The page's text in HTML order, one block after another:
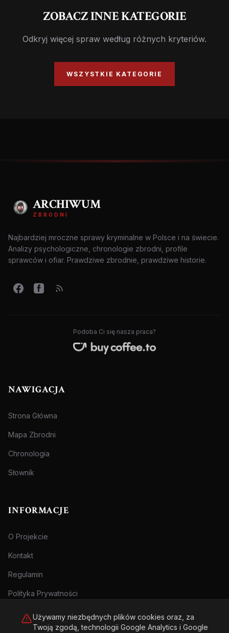
ZOBACZ INNE KATEGORIE
Odkryj więcej spraw według różnych kryteriów.
WSZYSTKIE KATEGORIE
ARCHIWUM
ZBRODNI
Najbardziej mroczne sprawy kryminalne w Polsce i na świecie.
Analizy psychologiczne, chronologie zbrodni, profile
sprawców i ofiar. Prawdziwe zbrodnie, prawdziwe historie.
Podoba Ci się nasza praca?
NAWIGACJA
Strona Główna
Mapa Zbrodni
Chronologia
Słownik
INFORMACJE
O Projekcie
Kontakt
Regulamin
Polityka Prywatności
Używamy niezbędnych plików cookies oraz, za
Twoją zgodą, technologii Google Analytics i Google